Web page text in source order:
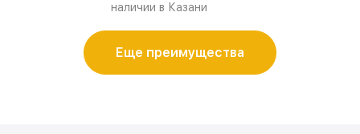
наличии в Казани
Еще преимущества